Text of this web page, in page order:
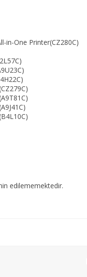
in-One Printer(CZ280C)
edilememektedir.